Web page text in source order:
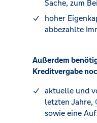
Sache, zum
hoher
abbezahlte
Außerdem
Kreditvergabe
aktuelle und
letzten Jahre,
sowie eine